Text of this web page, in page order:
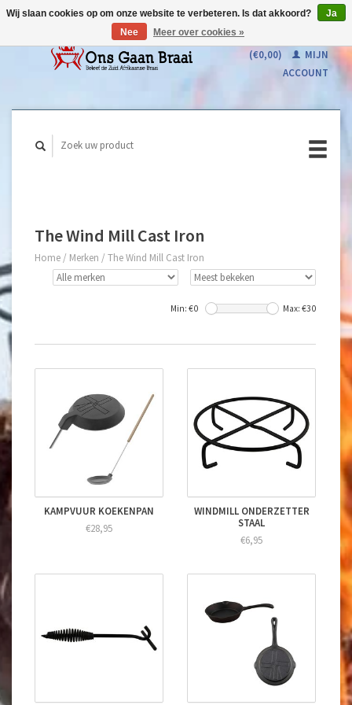
(€0,00)
MIJN
ACCOUNT
The Wind Mill Cast Iron
Home / Merken / The Wind Mill Cast Iron
Min: €0 Max: €30
KAMPVUUR KOEKENPAN
€28,95
WINDMILL ONDERZETTER
STAAL
€6,95
Wij slaan cookies op om onze website te verbeteren. Is dat akkoord?
Ja
Nee
Meer over cookies »